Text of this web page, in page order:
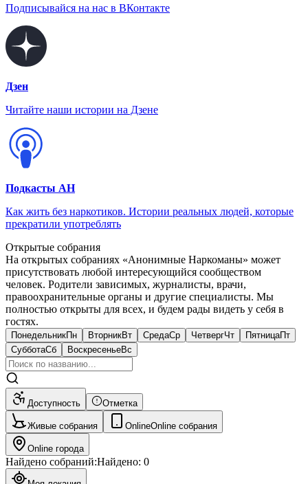
Подписывайся на нас в ВКонтакте
Дзен
Читайте наши истории на Дзене
Подкасты АН
Как жить без наркотиков. Истории реальных людей, которые
прекратили употреблять
Открытые собрания
На открытых собраниях «Анонимные Наркоманы» может
присутствовать любой интересующийся сообществом
человек. Родители зависимых, журналисты, врачи,
правоохранительные органы и другие специалисты. Мы
полностью открыты для всех, и будем рады видеть у себя в
гостях.
ПонедельникПн ВторникВт СредаСр ЧетвергЧт ПятницаПт
СубботаСб ВоскресеньеВс
Доступность Отметка
Живые собрания OnlineOnline собрания
Online города
Найдено собраний:Найдено: 0